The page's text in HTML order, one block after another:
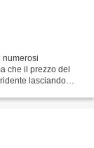
numerosi
che il prezzo del
lasciando